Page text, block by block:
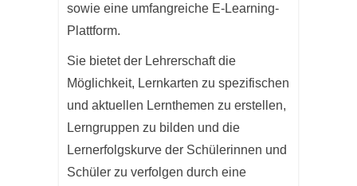
sowie eine umfangreiche E-Learning-
Plattform.
Sie bietet der Lehrerschaft die
Möglichkeit, Lernkarten zu spezifischen
und aktuellen Lernthemen zu erstellen,
Lerngruppen zu bilden und die
Lernerfolgskurve der Schülerinnen und
Schüler zu verfolgen durch eine